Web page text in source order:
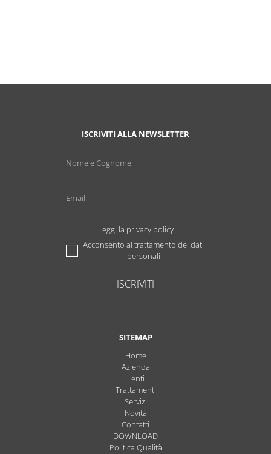
ISCRIVITI ALLA NEWSLETTER
Leggi la privacy policy
Acconsento al trattamento dei dati
personali
ISCRIVITI
SITEMAP
Home
Azienda
Lenti
Trattamenti
Servizi
Novità
Contatti
DOWNLOAD
Politica Qualità